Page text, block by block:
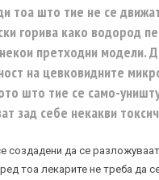
тоа што тие не се
горива како водород
претходни модели.
на цевковидните
што тие се само-
зад себе некакви
создадени да се
тоа лекарите не треба да